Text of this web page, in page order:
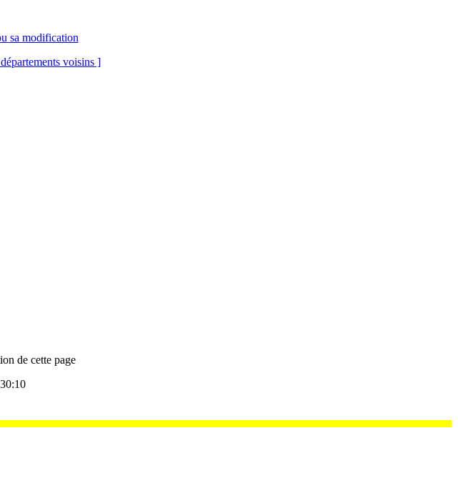
sa modification
voisins ]
de cette page